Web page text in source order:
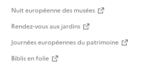
Nuit européenne des musées
Rendez-vous aux jardins
Journées européennes du patrimoine
Biblis en folie